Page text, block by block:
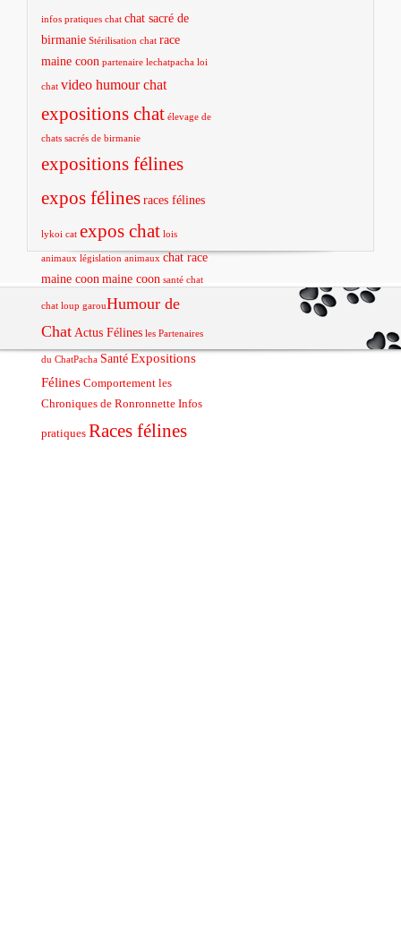
infos pratiques chat chat sacré de
birmanie Stérilisation chat race
maine coon partenaire lechatpacha loi
chat video humour chat
expositions chat élevage de
chats sacrés de birmanie
expositions félines
expos félines races félines
lykoi cat expos chat lois
animaux législation animaux chat race
maine coon maine coon santé chat
chat loup garouHumour de
Chat Actus Félines les Partenaires
du ChatPacha Santé Expositions
Félines Comportement les
Chroniques de Ronronnette Infos
pratiques Races félines